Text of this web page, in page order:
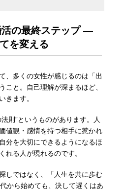
活の最終ステップ ―
を変える
、多くの女性が感じるのは「出
こと。自己理解が深まるほど、
きます。
則”というものがあります。人
値観・感情を持つ相手に惹かれ
分を大切にできるようになるほ
れる人が現れるのです。
しではなく、「人生を共に歩む
から始めても、決して遅くはあ